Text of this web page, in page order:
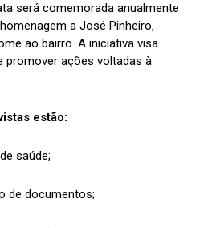
será comemorada anualmente
a José Pinheiro,
ao bairro. A iniciativa visa
promover ações voltadas à
estão:
saúde;
de documentos;